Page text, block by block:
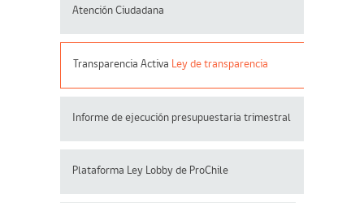
Atención Ciudadana
Transparencia Activa Ley de transparencia
Informe de ejecución presupuestaria trimestral
Plataforma Ley Lobby de ProChile